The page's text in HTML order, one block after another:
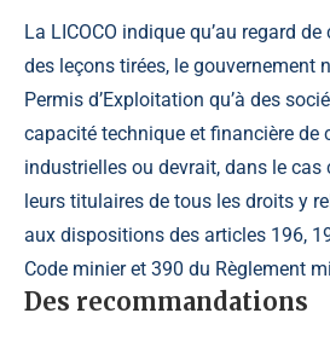
La LICOCO indique qu’au regard
des leçons tirées, le gouvernement
Permis d’Exploitation qu’à des
capacité technique et financière de
industrielles ou devrait, dans le cas
leurs titulaires de tous les droits y
aux dispositions des articles 196,
Code minier et 390 du Règlement
Des recommandations